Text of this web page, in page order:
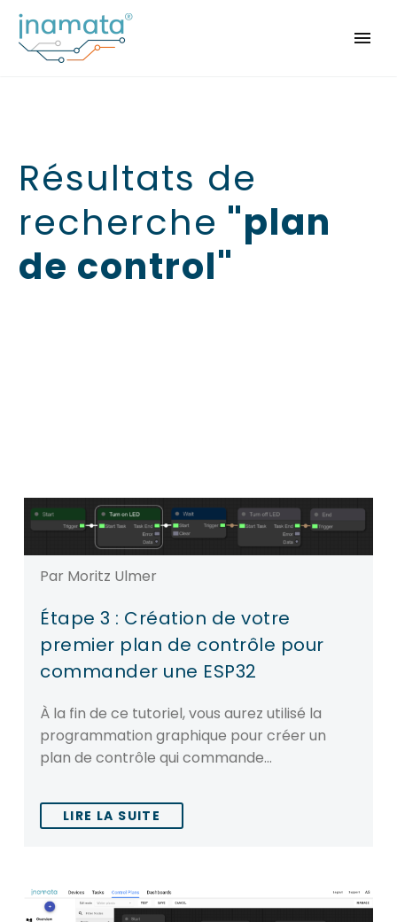
Résultats de
recherche "plan
de control"
Par Moritz Ulmer
Étape 3 : Création de votre
premier plan de contrôle pour
commander une ESP32
À la fin de ce tutoriel, vous aurez utilisé la
programmation graphique pour créer un
plan de contrôle qui commande…
LIRE LA SUITE